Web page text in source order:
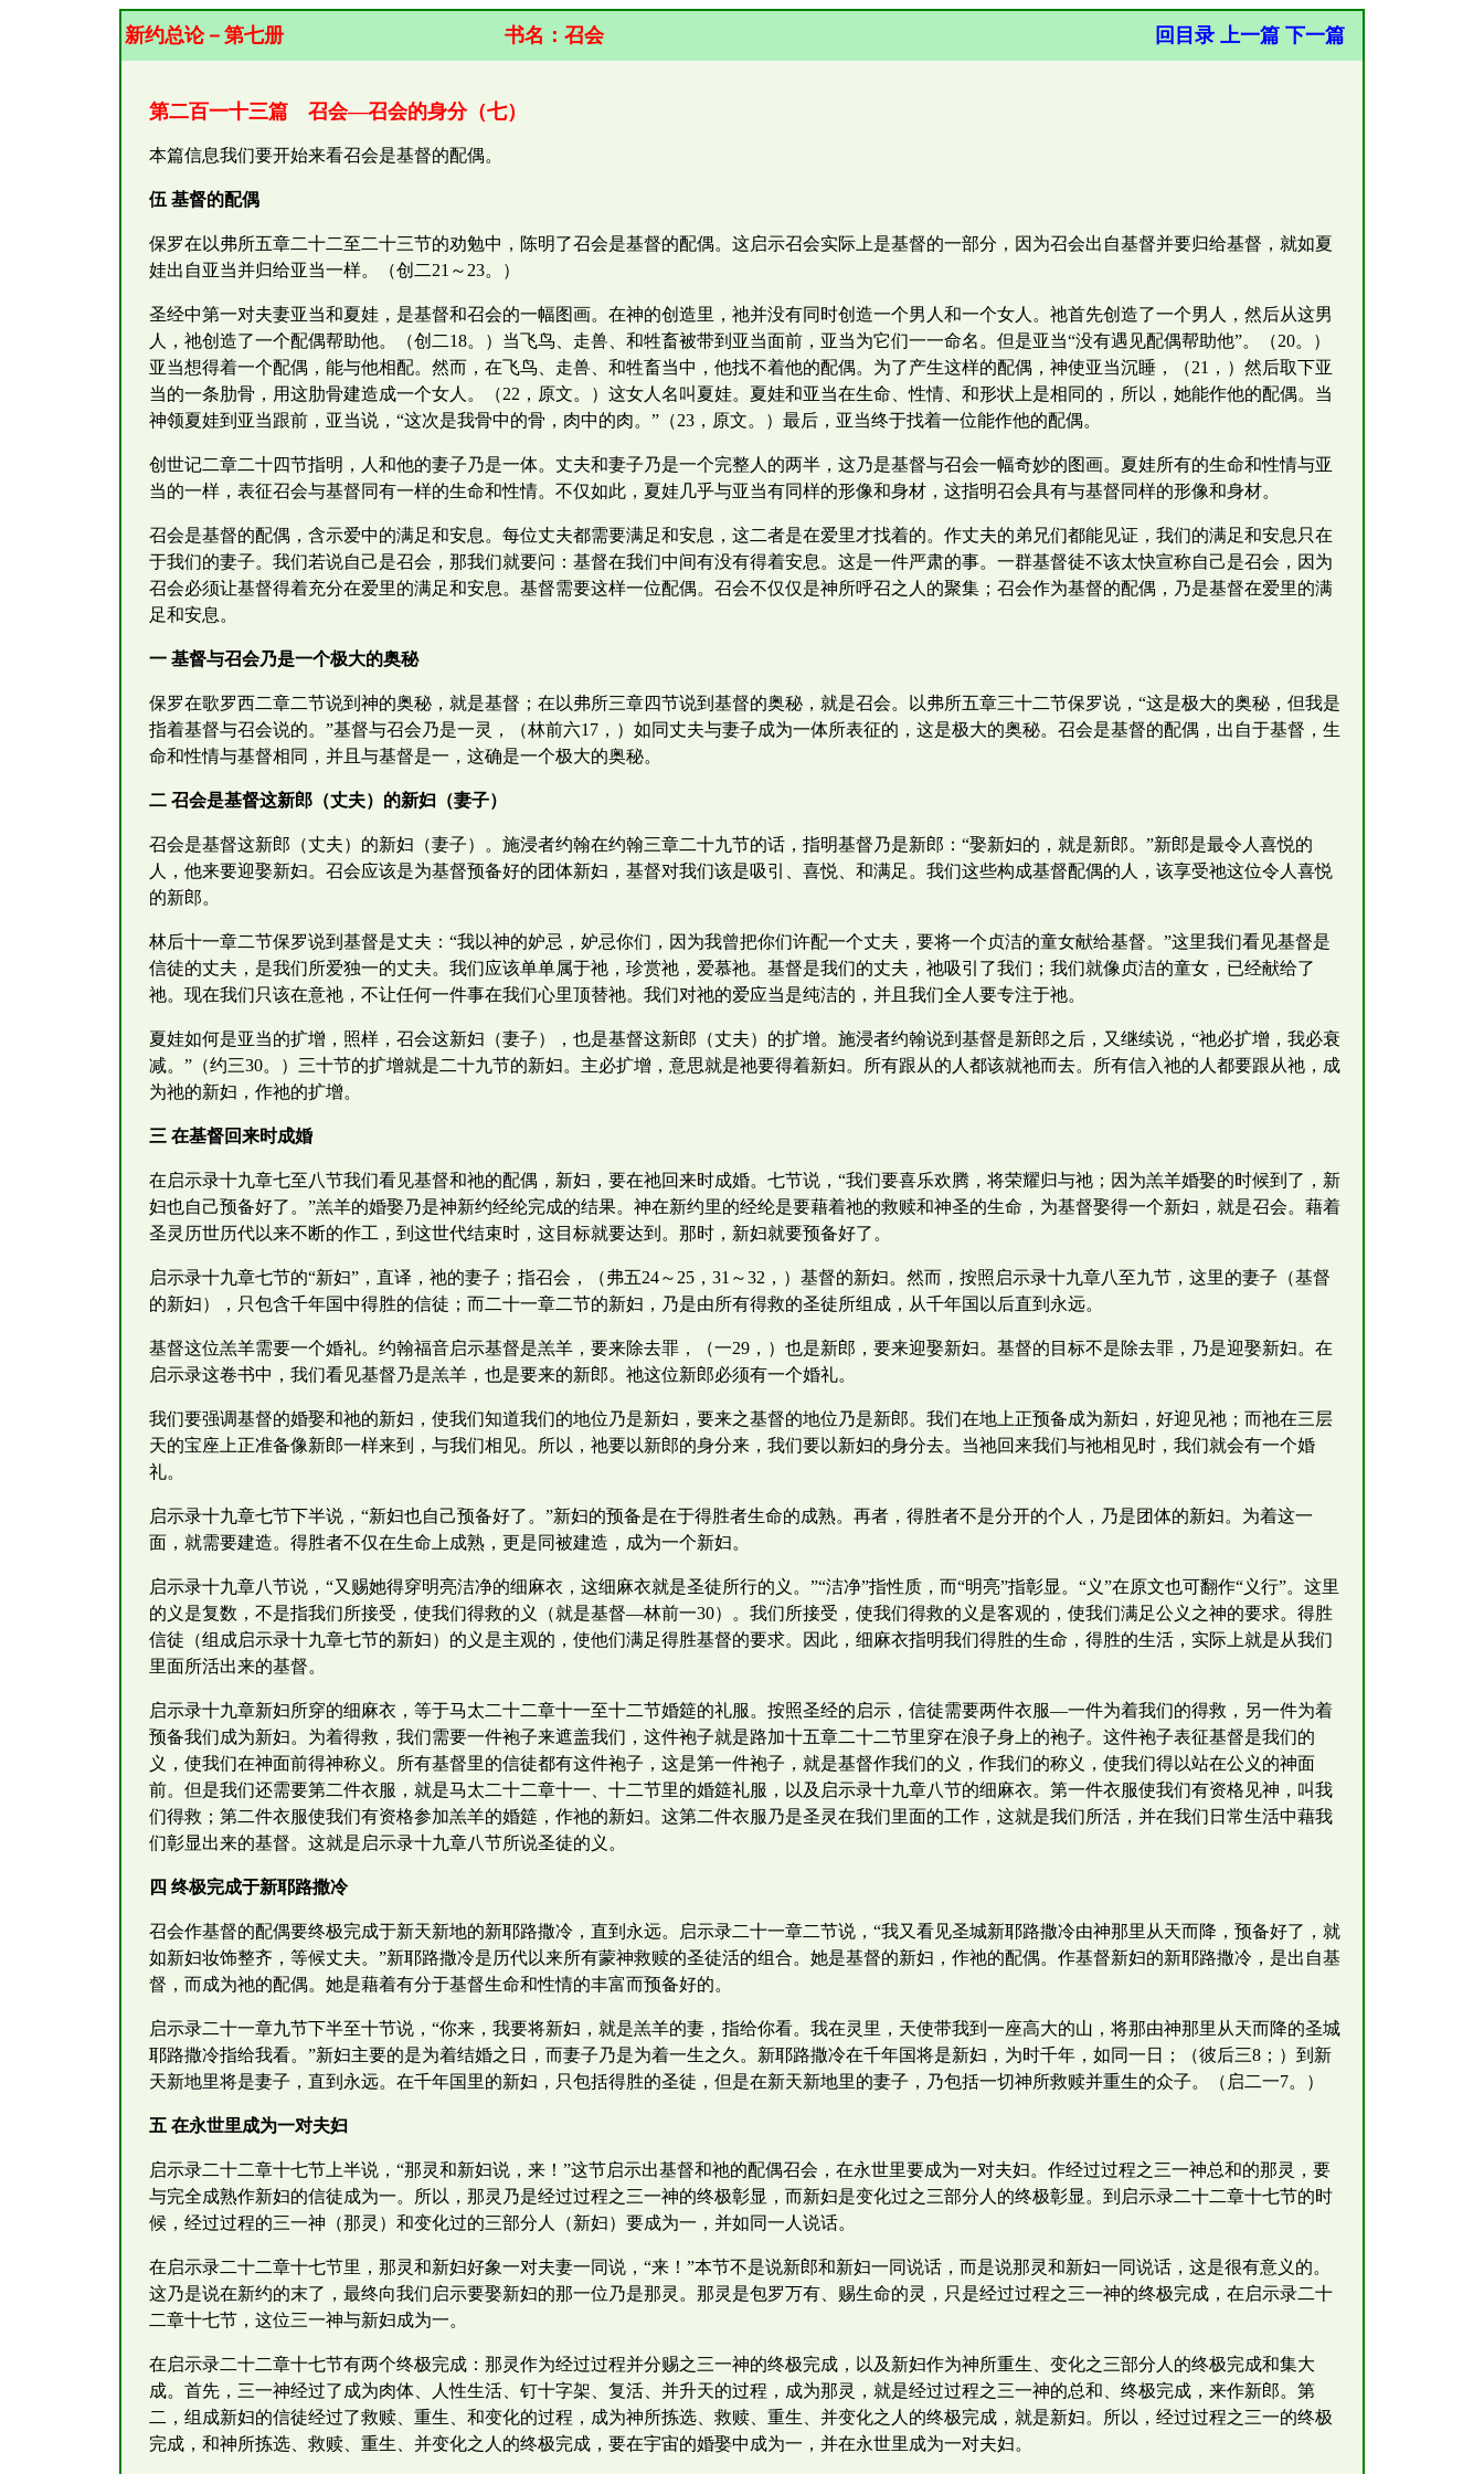
新约总论－第七册 书名： 召会 回目录 上一篇 下一篇
第二百一十三篇 召会—召会的身分（七）
本篇信息我们要开始来看召会是基督的配偶。
伍 基督的配偶
保罗在以弗所五章二十二至二十三节的劝勉中，陈明了召会是基督的配偶。这启示召会实际上是基督的一部分，因为召会出自基督并要归给基督，就如夏
娃出自亚当并归给亚当一样。（创二21～23。）
圣经中第一对夫妻亚当和夏娃，是基督和召会的一幅图画。在神的创造里，祂并没有同时创造一个男人和一个女人。祂首先创造了一个男人，然后从这男
人，祂创造了一个配偶帮助他。（创二18。）当飞鸟、走兽、和牲畜被带到亚当面前，亚当为它们一一命名。但是亚当“没有遇见配偶帮助他”。（20。）
亚当想得着一个配偶，能与他相配。然而，在飞鸟、走兽、和牲畜当中，他找不着他的配偶。为了产生这样的配偶，神使亚当沉睡，（21，）然后取下亚
当的一条肋骨，用这肋骨建造成一个女人。（22，原文。）这女人名叫夏娃。夏娃和亚当在生命、性情、和形状上是相同的，所以，她能作他的配偶。当
神领夏娃到亚当跟前，亚当说，“这次是我骨中的骨，肉中的肉。”（23，原文。）最后，亚当终于找着一位能作他的配偶。
创世记二章二十四节指明，人和他的妻子乃是一体。丈夫和妻子乃是一个完整人的两半，这乃是基督与召会一幅奇妙的图画。夏娃所有的生命和性情与亚
当的一样，表征召会与基督同有一样的生命和性情。不仅如此，夏娃几乎与亚当有同样的形像和身材，这指明召会具有与基督同样的形像和身材。
召会是基督的配偶，含示爱中的满足和安息。每位丈夫都需要满足和安息，这二者是在爱里才找着的。作丈夫的弟兄们都能见证，我们的满足和安息只在
于我们的妻子。我们若说自己是召会，那我们就要问：基督在我们中间有没有得着安息。这是一件严肃的事。一群基督徒不该太快宣称自己是召会，因为
召会必须让基督得着充分在爱里的满足和安息。基督需要这样一位配偶。召会不仅仅是神所呼召之人的聚集；召会作为基督的配偶，乃是基督在爱里的满
足和安息。
一 基督与召会乃是一个极大的奥秘
保罗在歌罗西二章二节说到神的奥秘，就是基督；在以弗所三章四节说到基督的奥秘，就是召会。以弗所五章三十二节保罗说，“这是极大的奥秘，但我是
指着基督与召会说的。”基督与召会乃是一灵，（林前六17，）如同丈夫与妻子成为一体所表征的，这是极大的奥秘。召会是基督的配偶，出自于基督，生
命和性情与基督相同，并且与基督是一，这确是一个极大的奥秘。
二 召会是基督这新郎（丈夫）的新妇（妻子）
召会是基督这新郎（丈夫）的新妇（妻子）。施浸者约翰在约翰三章二十九节的话，指明基督乃是新郎：“娶新妇的，就是新郎。”新郎是最令人喜悦的
人，他来要迎娶新妇。召会应该是为基督预备好的团体新妇，基督对我们该是吸引、喜悦、和满足。我们这些构成基督配偶的人，该享受祂这位令人喜悦
的新郎。
林后十一章二节保罗说到基督是丈夫：“我以神的妒忌，妒忌你们，因为我曾把你们许配一个丈夫，要将一个贞洁的童女献给基督。”这里我们看见基督是
信徒的丈夫，是我们所爱独一的丈夫。我们应该单单属于祂，珍赏祂，爱慕祂。基督是我们的丈夫，祂吸引了我们；我们就像贞洁的童女，已经献给了
祂。现在我们只该在意祂，不让任何一件事在我们心里顶替祂。我们对祂的爱应当是纯洁的，并且我们全人要专注于祂。
夏娃如何是亚当的扩增，照样，召会这新妇（妻子），也是基督这新郎（丈夫）的扩增。施浸者约翰说到基督是新郎之后，又继续说，“祂必扩增，我必衰
减。”（约三30。）三十节的扩增就是二十九节的新妇。主必扩增，意思就是祂要得着新妇。所有跟从的人都该就祂而去。所有信入祂的人都要跟从祂，成
为祂的新妇，作祂的扩增。
三 在基督回来时成婚
在启示录十九章七至八节我们看见基督和祂的配偶，新妇，要在祂回来时成婚。七节说，“我们要喜乐欢腾，将荣耀归与祂；因为羔羊婚娶的时候到了，新
妇也自己预备好了。”羔羊的婚娶乃是神新约经纶完成的结果。神在新约里的经纶是要藉着祂的救赎和神圣的生命，为基督娶得一个新妇，就是召会。藉着
圣灵历世历代以来不断的作工，到这世代结束时，这目标就要达到。那时，新妇就要预备好了。
启示录十九章七节的“新妇”，直译，祂的妻子；指召会，（弗五24～25，31～32，）基督的新妇。然而，按照启示录十九章八至九节，这里的妻子（基督
的新妇），只包含千年国中得胜的信徒；而二十一章二节的新妇，乃是由所有得救的圣徒所组成，从千年国以后直到永远。
基督这位羔羊需要一个婚礼。约翰福音启示基督是羔羊，要来除去罪，（一29，）也是新郎，要来迎娶新妇。基督的目标不是除去罪，乃是迎娶新妇。在
启示录这卷书中，我们看见基督乃是羔羊，也是要来的新郎。祂这位新郎必须有一个婚礼。
我们要强调基督的婚娶和祂的新妇，使我们知道我们的地位乃是新妇，要来之基督的地位乃是新郎。我们在地上正预备成为新妇，好迎见祂；而祂在三层
天的宝座上正准备像新郎一样来到，与我们相见。所以，祂要以新郎的身分来，我们要以新妇的身分去。当祂回来我们与祂相见时，我们就会有一个婚
礼。
启示录十九章七节下半说，“新妇也自己预备好了。”新妇的预备是在于得胜者生命的成熟。再者，得胜者不是分开的个人，乃是团体的新妇。为着这一
面，就需要建造。得胜者不仅在生命上成熟，更是同被建造，成为一个新妇。
启示录十九章八节说，“又赐她得穿明亮洁净的细麻衣，这细麻衣就是圣徒所行的义。”“洁净”指性质，而“明亮”指彰显。“义”在原文也可翻作“义行”。这里
的义是复数，不是指我们所接受，使我们得救的义（就是基督—林前一30）。我们所接受，使我们得救的义是客观的，使我们满足公义之神的要求。得胜
信徒（组成启示录十九章七节的新妇）的义是主观的，使他们满足得胜基督的要求。因此，细麻衣指明我们得胜的生命，得胜的生活，实际上就是从我们
里面所活出来的基督。
启示录十九章新妇所穿的细麻衣，等于马太二十二章十一至十二节婚筵的礼服。按照圣经的启示，信徒需要两件衣服—一件为着我们的得救，另一件为着
预备我们成为新妇。为着得救，我们需要一件袍子来遮盖我们，这件袍子就是路加十五章二十二节里穿在浪子身上的袍子。这件袍子表征基督是我们的
义，使我们在神面前得神称义。所有基督里的信徒都有这件袍子，这是第一件袍子，就是基督作我们的义，作我们的称义，使我们得以站在公义的神面
前。但是我们还需要第二件衣服，就是马太二十二章十一、十二节里的婚筵礼服，以及启示录十九章八节的细麻衣。第一件衣服使我们有资格见神，叫我
们得救；第二件衣服使我们有资格参加羔羊的婚筵，作祂的新妇。这第二件衣服乃是圣灵在我们里面的工作，这就是我们所活，并在我们日常生活中藉我
们彰显出来的基督。这就是启示录十九章八节所说圣徒的义。
四 终极完成于新耶路撒冷
召会作基督的配偶要终极完成于新天新地的新耶路撒冷，直到永远。启示录二十一章二节说，“我又看见圣城新耶路撒冷由神那里从天而降，预备好了，就
如新妇妆饰整齐，等候丈夫。”新耶路撒冷是历代以来所有蒙神救赎的圣徒活的组合。她是基督的新妇，作祂的配偶。作基督新妇的新耶路撒冷，是出自基
督，而成为祂的配偶。她是藉着有分于基督生命和性情的丰富而预备好的。
启示录二十一章九节下半至十节说，“你来，我要将新妇，就是羔羊的妻，指给你看。我在灵里，天使带我到一座高大的山，将那由神那里从天而降的圣城
耶路撒冷指给我看。”新妇主要的是为着结婚之日，而妻子乃是为着一生之久。新耶路撒冷在千年国将是新妇，为时千年，如同一日；（彼后三8；）到新
天新地里将是妻子，直到永远。在千年国里的新妇，只包括得胜的圣徒，但是在新天新地里的妻子，乃包括一切神所救赎并重生的众子。（启二一7。）
五 在永世里成为一对夫妇
启示录二十二章十七节上半说，“那灵和新妇说，来！”这节启示出基督和祂的配偶召会，在永世里要成为一对夫妇。作经过过程之三一神总和的那灵，要
与完全成熟作新妇的信徒成为一。所以，那灵乃是经过过程之三一神的终极彰显，而新妇是变化过之三部分人的终极彰显。到启示录二十二章十七节的时
候，经过过程的三一神（那灵）和变化过的三部分人（新妇）要成为一，并如同一人说话。
在启示录二十二章十七节里，那灵和新妇好象一对夫妻一同说，“来！”本节不是说新郎和新妇一同说话，而是说那灵和新妇一同说话，这是很有意义的。
这乃是说在新约的末了，最终向我们启示要娶新妇的那一位乃是那灵。那灵是包罗万有、赐生命的灵，只是经过过程之三一神的终极完成，在启示录二十
二章十七节，这位三一神与新妇成为一。
在启示录二十二章十七节有两个终极完成：那灵作为经过过程并分赐之三一神的终极完成，以及新妇作为神所重生、变化之三部分人的终极完成和集大
成。首先，三一神经过了成为肉体、人性生活、钉十字架、复活、并升天的过程，成为那灵，就是经过过程之三一神的总和、终极完成，来作新郎。第
二，组成新妇的信徒经过了救赎、重生、和变化的过程，成为神所拣选、救赎、重生、并变化之人的终极完成，就是新妇。所以，经过过程之三一的终极
完成，和神所拣选、救赎、重生、并变化之人的终极完成，要在宇宙的婚娶中成为一，并在永世里成为一对夫妇。